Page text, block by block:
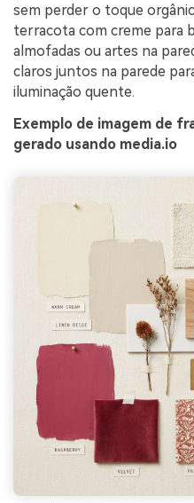
sem perder o toque
terracota com creme para
almofadas ou artes na
claros juntos na parede
iluminação quente.
Exemplo de imagem de
gerado usando media.io